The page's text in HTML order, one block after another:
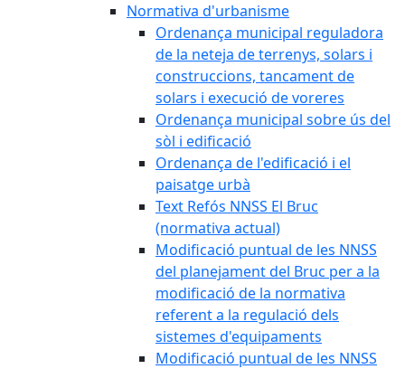
Normativa d'urbanisme
Ordenança municipal reguladora
de la neteja de terrenys, solars i
construccions, tancament de
solars i execució de voreres
Ordenança municipal sobre ús del
sòl i edificació
Ordenança de l'edificació i el
paisatge urbà
Text Refós NNSS El Bruc
(normativa actual)
Modificació puntual de les NNSS
del planejament del Bruc per a la
modificació de la normativa
referent a la regulació dels
sistemes d'equipaments
Modificació puntual de les NNSS